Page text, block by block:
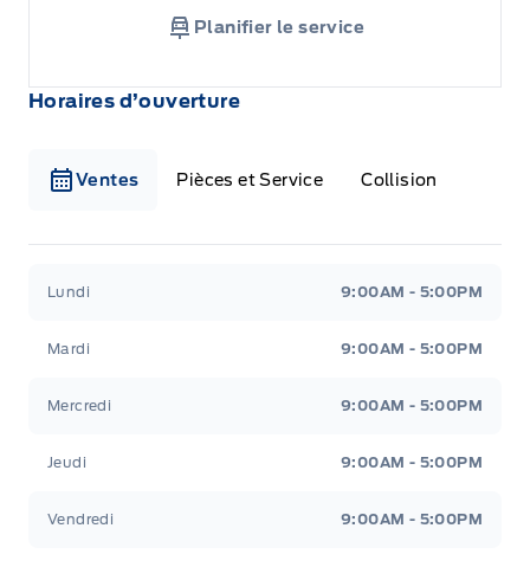
Horaires d’ouverture
Ventes Pièces et Service Collision
Lundi 9:00AM - 5:00PM
Mardi 9:00AM - 5:00PM
Mercredi 9:00AM - 5:00PM
Jeudi 9:00AM - 5:00PM
Vendredi 9:00AM - 5:00PM
Planifier le service